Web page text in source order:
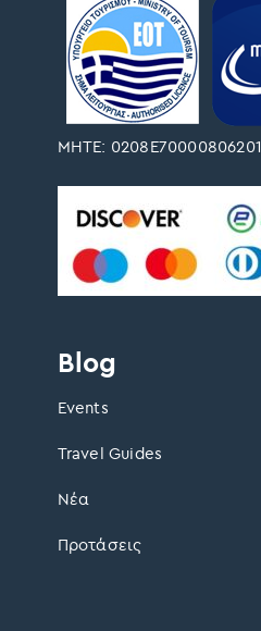
ΜΗΤΕ: 0208Ε70000806201
Blog
Events
Travel Guides
Νέα
Προτάσεις